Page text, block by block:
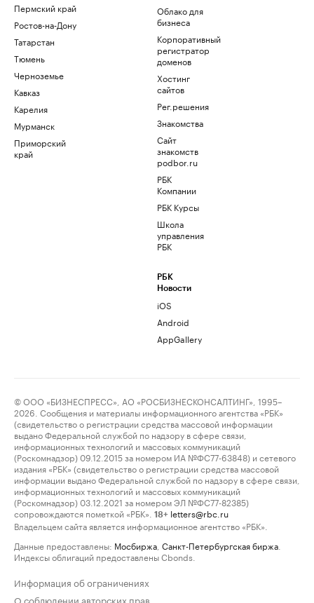
Пермский край
Ростов-на-Дону
Татарстан
Тюмень
Черноземье
Кавказ
Карелия
Мурманск
Приморский
край
Облако для
бизнеса
Корпоративный
регистратор
доменов
Хостинг
сайтов
Рег.решения
Знакомства
Сайт
знакомств
podbor.ru
РБК
Компании
РБК Курсы
Школа
управления
РБК
РБК
Новости
iOS
Android
AppGallery
© ООО «БИЗНЕСПРЕСС», АО «РОСБИЗНЕСКОНСАЛТИНГ», 1995–
2026. Сообщения и материалы информационного агентства «РБК»
(свидетельство о регистрации средства массовой информации
выдано Федеральной службой по надзору в сфере связи,
информационных технологий и массовых коммуникаций
(Роскомнадзор) 09.12.2015 за номером ИА №ФС77-63848) и сетевого
издания «РБК» (свидетельство о регистрации средства массовой
информации выдано Федеральной службой по надзору в сфере связи,
информационных технологий и массовых коммуникаций
(Роскомнадзор) 03.12.2021 за номером ЭЛ №ФС77-82385)
сопровождаются пометкой «РБК».
18+ letters@rbc.ru
Владельцем сайта является информационное агентство «РБК».
Данные предоставлены: Мосбиржа Санкт-Петербургская биржа
Индексы облигаций предоставлены Cbonds.
Информация об ограничениях
О соблюдении авторских прав